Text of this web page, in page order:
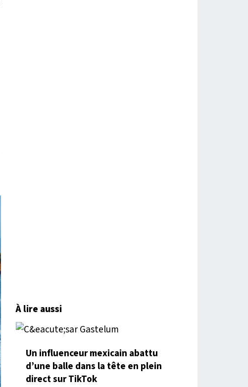
À lire aussi
Un influenceur mexicain abattu
d’une balle dans la tête en plein
direct sur TikTok